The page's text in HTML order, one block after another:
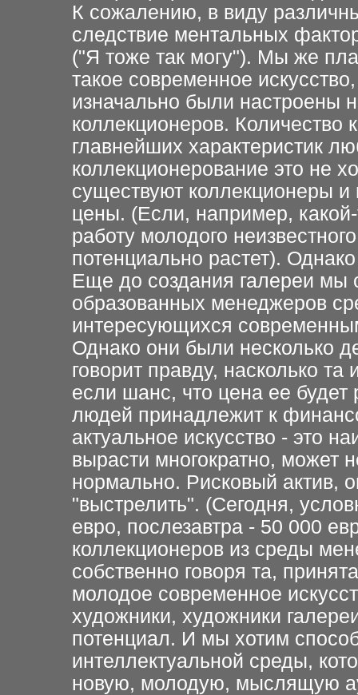
К сожалению, в виду
следствие ментальных
("Я тоже так могу"). Мы же
такое современное
изначально были настроены
коллекционеров. Количество
главнейших характеристик
коллекционерование это не
существуют коллекционеры
цены. (Если, например,
работу молодого
потенциально растет).
Еще до создания галереи мы
образованных менеджеров
интересующихся
Однако они были несколько
говорит правду, насколько
если шанс, что цена ее будет
людей принадлежит к
актуальное искусство - это
вырасти многократно, может
нормально. Рисковый актив,
"выстрелить". (Сегодня,
евро, послезавтра - 50 000
коллекционеров из среды
собственно говоря та,
молодое современное
художники, художники
потенциал. И мы хотим
интеллектуальной среды,
новую, молодую, мыслящую